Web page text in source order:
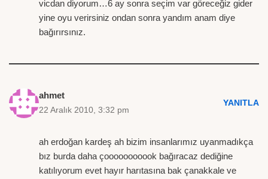
vicdan diyorum…6 ay sonra seçim var göreceğiz gider
yine oyu verirsiniz ondan sonra yandım anam diye
bağırırsınız.
ahmet
22 Aralık 2010, 3:32 pm
YANITLA
ah erdoğan kardeş ah bizim insanlarımız uyanmadıkça
bız burda daha çooooooooook bağıracaz dediğine
katılıyorum evet hayır harıtasına bak çanakkale ve